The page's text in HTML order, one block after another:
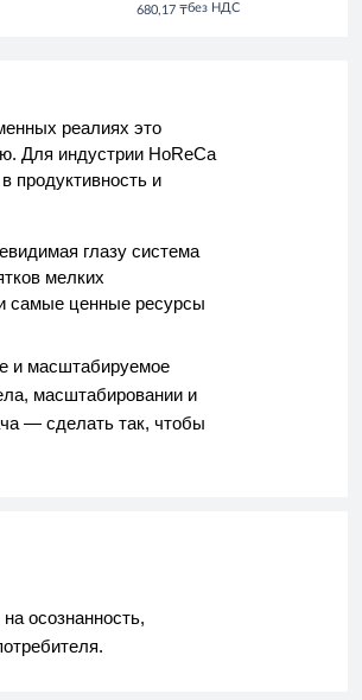
680,17 ₸без НДС
реалиях это
Для индустрии HoReCa
продуктивность и
глазу система
мелких
самые ценные ресурсы
и масштабируемое
масштабировании и
— сделать так, чтобы
осознанность,